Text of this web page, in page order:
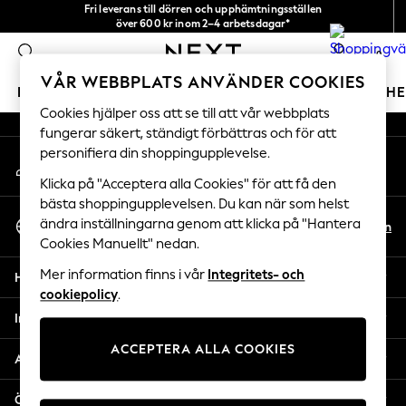
Fri leverans till dörren och upphämtningsställen
över 600 kr inom 2–4 arbetsdagar*
0
FLICKOR POJKAR BABY DAMER HERRAR
GIRLS
New In
50 - 92cm
98 - 110cm
116 - 134cm
140 - 174cm
Trending: Top & Short Sets
Trending: Clogs
All Clothing
Coats & Jackets
Sweatshirts & Hoodies
An error occurred on client
Våra sociala nätverk
Mitt konto
Logga in på ditt konto
Välj Språk
Svenska
Sv En
Hjälp
Integritet & Juridik
Avdelningar
Övriga tjänster
VÅR WEBBPLATS ANVÄNDER COOKIES
Cookies hjälper oss att se till att vår webbplats
fungerar säkert, ständigt förbättras och för att
personifiera din shoppingupplevelse.
Klicka på "Acceptera alla Cookies" för att få den
bästa shoppingupplevelsen. Du kan när som helst
ändra inställningarna genom att klicka på "Hantera
Cookies Manuellt" nedan.
Mer information finns i vår Integritets- och
cookiepolicy.
ACCEPTERA ALLA COOKIES